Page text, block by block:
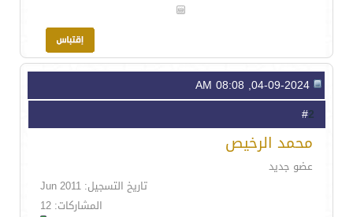
2
محمد الرخيص
عضو جديد
تاريخ التسجيل: Jun 2011
المشاركات: 12